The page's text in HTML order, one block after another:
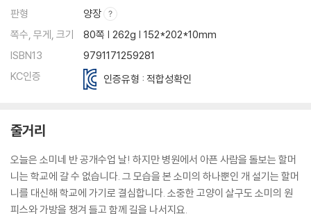
판형
양장
쪽수, 무게, 크기
80쪽 | 262g | 152*202*10mm
ISBN13
9791171259281
KC인증
인증유형 : 적합성확인
줄거리
오늘은 소미네 반 공개수업 날! 하지만 병원에서 아픈 사람을 돌보는 할머
니는 학교에 갈 수 없습니다. 그 모습을 본 소미의 하나뿐인 개 설기는 할머
니를 대신해 학교에 가기로 결심합니다. 소중한 고양이 살구도 소미의 원
피스와 가방을 챙겨 들고 함께 길을 나서지요.